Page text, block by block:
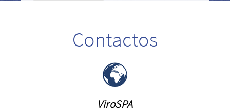
Contactos
ViroSPA